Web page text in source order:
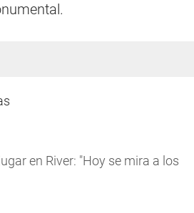
en River: "Hoy se mira a los